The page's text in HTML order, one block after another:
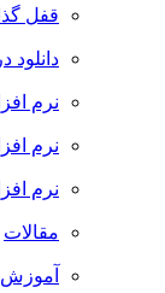
قفل
دانلود
نرم
نرم
نرم
مقالات
آموزش